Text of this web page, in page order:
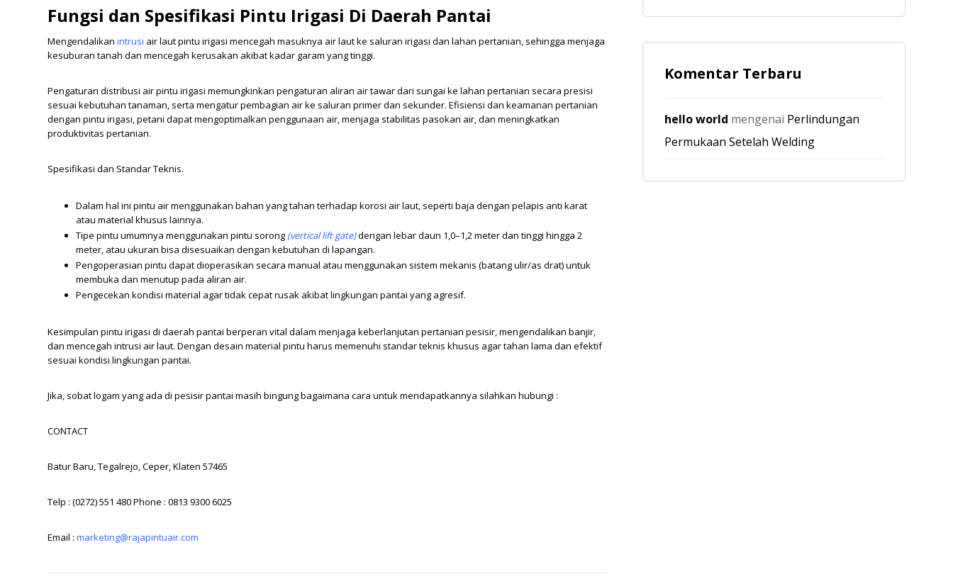
Fungsi dan Spesifikasi Pintu Irigasi Di Daerah Pantai
Mengendalikanintrusi air laut pintu irigasi mencegah masuknya air laut ke saluran irigasi dan lahan pertanian, sehingga menjaga
kesuburan tanah dan mencegah kerusakan akibat kadar garam yang tinggi.
Pengaturan distribusi air pintu irigasi memungkinkan pengaturan aliran air tawar dari sungai ke lahan pertanian secara presisi
sesuai kebutuhan tanaman, serta mengatur pembagian air ke saluran primer dan sekunder. Efisiensi dan keamanan pertanian
dengan pintu irigasi, petani dapat mengoptimalkan penggunaan air, menjaga stabilitas pasokan air, dan meningkatkan
produktivitas pertanian.
Spesifikasi dan Standar Teknis.
Dalam hal ini pintu air menggunakan bahan yang tahan terhadap korosi air laut, seperti baja dengan pelapis anti karat
atau material khusus lainnya.
Tipe pintu umumnya menggunakan pintu sorong (vertical lift gate)dengan lebar daun 1,0–1,2 meter dan tinggi hingga 2
meter, atau ukuran bisa disesuaikan dengan kebutuhan di lapangan.
Pengoperasian pintu dapat dioperasikan secara manual atau menggunakan sistem mekanis (batang ulir/as drat) untuk
membuka dan menutup pada aliran air.
Pengecekan kondisi material agar tidak cepat rusak akibat lingkungan pantai yang agresif.
Kesimpulan pintu irigasi di daerah pantai berperan vital dalam menjaga keberlanjutan pertanian pesisir, mengendalikan banjir,
dan mencegah intrusi air laut. Dengan desain material pintu harus memenuhi standar teknis khusus agar tahan lama dan efektif
sesuai kondisi lingkungan pantai.
Jika, sobat logam yang ada di pesisir pantai masih bingung bagaimana cara untuk mendapatkannya silahkan hubungi :
CONTACT
Batur Baru, Tegalrejo, Ceper, Klaten 57465
Telp : (0272) 551 480 Phone : 0813 9300 6025
Email :marketing@rajapintuair.com
Komentar Terbaru
hello world mengenai Perlindungan
Permukaan Setelah Welding